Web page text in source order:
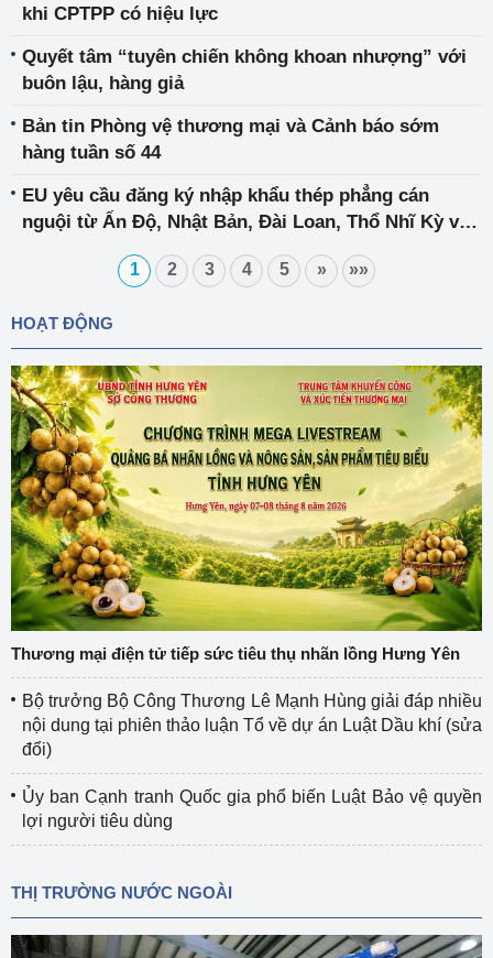
khi CPTPP có hiệu lực
Quyết tâm “tuyên chiến không khoan nhượng” với
buôn lậu, hàng giả
Bản tin Phòng vệ thương mại và Cảnh báo sớm
hàng tuần số 44
EU yêu cầu đăng ký nhập khẩu thép phẳng cán
nguội từ Ấn Độ, Nhật Bản, Đài Loan, Thổ Nhĩ Kỳ và
1 2 3 4 5 » »»
HOẠT ĐỘNG
Thương mại điện tử tiếp sức tiêu thụ nhãn lồng Hưng Yên
Bộ trưởng Bộ Công Thương Lê Mạnh Hùng giải đáp nhiều
nội dung tại phiên thảo luận Tổ về dự án Luật Dầu khí (sửa
đổi)
Ủy ban Cạnh tranh Quốc gia phổ biến Luật Bảo vệ quyền
lợi người tiêu dùng
THỊ TRƯỜNG NƯỚC NGOÀI